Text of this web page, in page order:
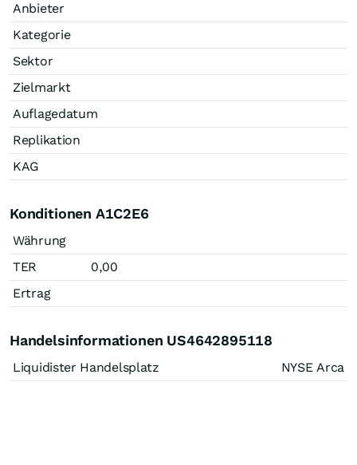
Anbieter
Kategorie
Sektor
Zielmarkt
Auflagedatum
Replikation
KAG
Konditionen A1C2E6
Währung
TER
0,00
Ertrag
Handelsinformationen US4642895118
Liquidister Handelsplatz NYSE Arca